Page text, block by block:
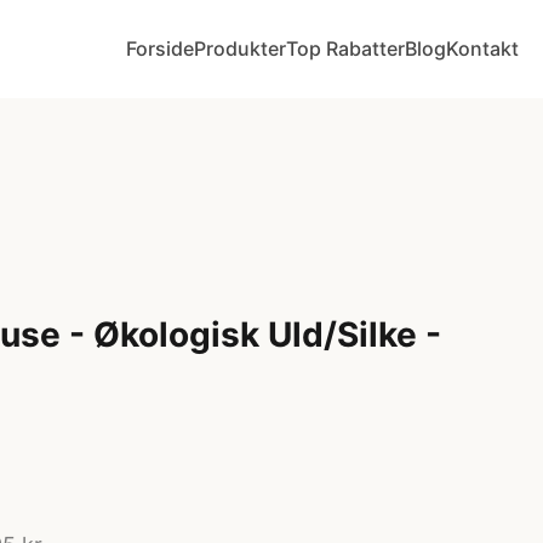
ForsideProdukterTop RabatterBlogKontakt
- Økologisk Uld/Silke -